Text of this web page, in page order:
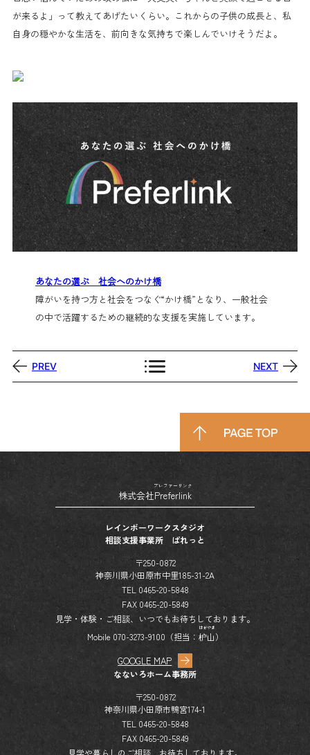
が来るよ」って教えてあげたいくらい。これからの子供の成長と、私
自身の穏やかな生活を、前向きな気持ちで楽しんでいけそうだよ。
あなたの選ぶ 社会へのかけ橋
障がいを持つ方と社会をつなぐ“かけ橋”となり、一般社会
の中で活躍するための継続的な支援を実施しています。
PREV NEXT
株式会社Preferlink
プレファーリンク
レインボーワークスタジオ
相談支援事業所 ぱれっと
〒250-0872
神奈川県小田原市中里185-31-2A
TEL 0465-20-5848
FAX 0465-20-5849
見学・体験・ご相談、いつでもお待ちしております。
Mobile 070-3273-9100（担当： 枦山
はぜやま
）
GOOGLE MAP
なないろホーム事務所
〒250-0872
神奈川県小田原市鴨宮174-1
TEL 0465-20-5848
FAX 0465-20-5849
見学や暮らしのご相談、お待ちしております。